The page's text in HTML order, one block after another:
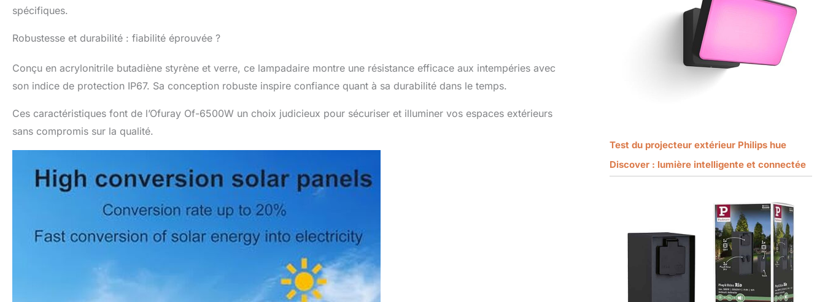
spécifiques.
Robustesse et durabilité : fiabilité éprouvée ?
Conçu en acrylonitrile butadiène styrène et verre, ce lampadaire montre une résistance efficace aux intempéries avec
son indice de protection IP67. Sa conception robuste inspire confiance quant à sa durabilité dans le temps.
Ces caractéristiques font de l’Ofuray Of-6500W un choix judicieux pour sécuriser et illuminer vos espaces extérieurs
sans compromis sur la qualité.
Test du projecteur extérieur Philips hue
Discover : lumière intelligente et connectée